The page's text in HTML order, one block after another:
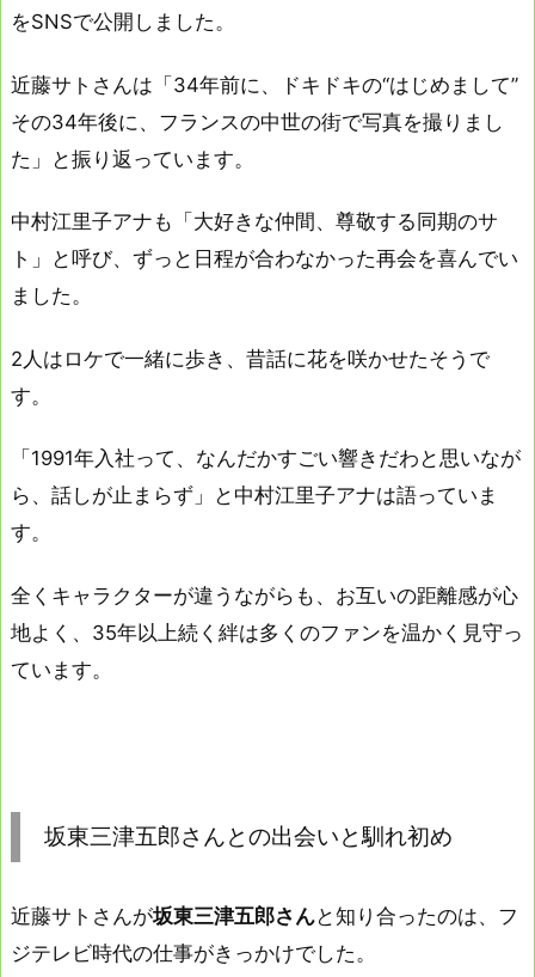
をSNSで公開しました。
近藤サトさんは「34年前に、ドキドキの“はじめまして”
その34年後に、フランスの中世の街で写真を撮りまし
た」と振り返っています。
中村江里子アナも「大好きな仲間、尊敬する同期のサ
ト」と呼び、ずっと日程が合わなかった再会を喜んでい
ました。
2人はロケで一緒に歩き、昔話に花を咲かせたそうで
す。
「1991年入社って、なんだかすごい響きだわと思いなが
ら、話しが止まらず」と中村江里子アナは語っていま
す。
全くキャラクターが違うながらも、お互いの距離感が心
地よく、35年以上続く絆は多くのファンを温かく見守っ
ています。
坂東三津五郎さんとの出会いと馴れ初め
近藤サトさんが坂東三津五郎さんと知り合ったのは、フ
ジテレビ時代の仕事がきっかけでした。